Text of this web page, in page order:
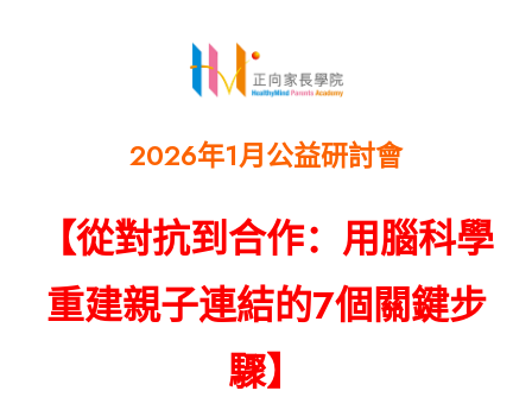
2026年1月公益研討會
【從對抗到合作：用腦科學
重建親子連結的7個關鍵步
驟】